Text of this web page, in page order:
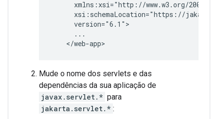
xsi:schemaLocation="https://
Mude o nome dos servlets e das
dependências da sua aplicação de
javax.servlet.* para
jakarta.servlet.* :